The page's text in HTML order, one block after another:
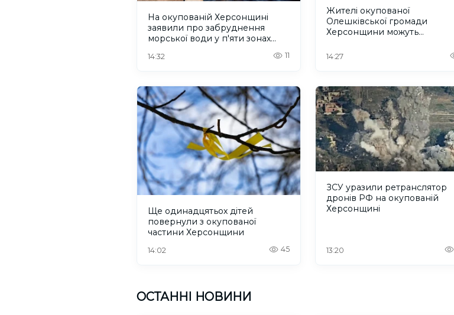
На окупованій Херсонщині
заявили про забруднення
морської води у п'яти зонах
14:32 11
Жителі окупованої
Олешківської громади
Херсонщини можуть
допомогу
14:27
Ще одинадцятьох дітей
повернули з окупованої
частини Херсонщини
14:02 45
ЗСУ уразили ретранслятор
дронів РФ на окупованій
Херсонщині
13:20
ОСТАННІ НОВИНИ